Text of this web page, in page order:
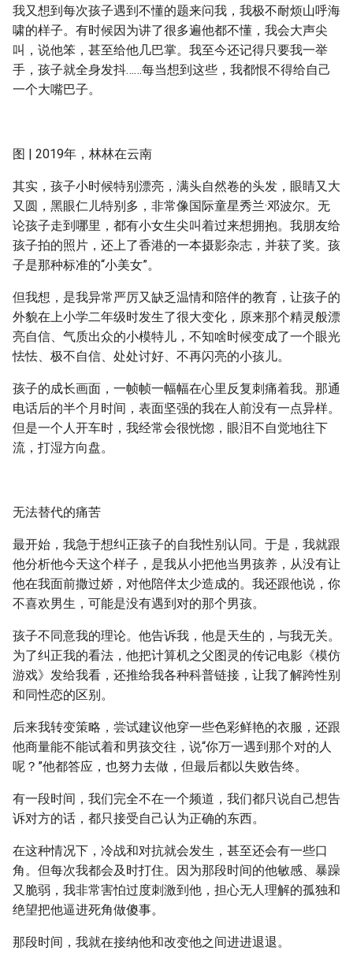
我又想到每次孩子遇到不懂的题来问我，我极不耐烦山呼海
啸的样子。有时候因为讲了很多遍他都不懂，我会大声尖
叫，说他笨，甚至给他几巴掌。我至今还记得只要我一举
手，孩子就全身发抖……每当想到这些，我都恨不得给自己
一个大嘴巴子。
图 | 2019年，林林在云南
其实，孩子小时候特别漂亮，满头自然卷的头发，眼睛又大
又圆，黑眼仁儿特别多，非常像国际童星秀兰·邓波尔。无
论孩子走到哪里，都有小女生尖叫着过来想拥抱。我朋友给
孩子拍的照片，还上了香港的一本摄影杂志，并获了奖。孩
子是那种标准的“小美女”。
但我想，是我异常严厉又缺乏温情和陪伴的教育，让孩子的
外貌在上小学二年级时发生了很大变化，原来那个精灵般漂
亮自信、气质出众的小模特儿，不知啥时候变成了一个眼光
怯怯、极不自信、处处讨好、不再闪亮的小孩儿。
孩子的成长画面，一帧帧一幅幅在心里反复刺痛着我。那通
电话后的半个月时间，表面坚强的我在人前没有一点异样。
但是一个人开车时，我经常会很恍惚，眼泪不自觉地往下
流，打湿方向盘。
无法替代的痛苦
最开始，我急于想纠正孩子的自我性别认同。于是，我就跟
他分析他今天这个样子，是我从小把他当男孩养，从没有让
他在我面前撒过娇，对他陪伴太少造成的。我还跟他说，你
不喜欢男生，可能是没有遇到对的那个男孩。
孩子不同意我的理论。他告诉我，他是天生的，与我无关。
为了纠正我的看法，他把计算机之父图灵的传记电影《模仿
游戏》发给我看，还推给我各种科普链接，让我了解跨性别
和同性恋的区别。
后来我转变策略，尝试建议他穿一些色彩鲜艳的衣服，还跟
他商量能不能试着和男孩交往，说“你万一遇到那个对的人
呢？”他都答应，也努力去做，但最后都以失败告终。
有一段时间，我们完全不在一个频道，我们都只说自己想告
诉对方的话，都只接受自己认为正确的东西。
在这种情况下，冷战和对抗就会发生，甚至还会有一些口
角。但每次我都会及时打住。因为那段时间的他敏感、暴躁
又脆弱，我非常害怕过度刺激到他，担心无人理解的孤独和
绝望把他逼进死角做傻事。
那段时间，我就在接纳他和改变他之间进进退退。